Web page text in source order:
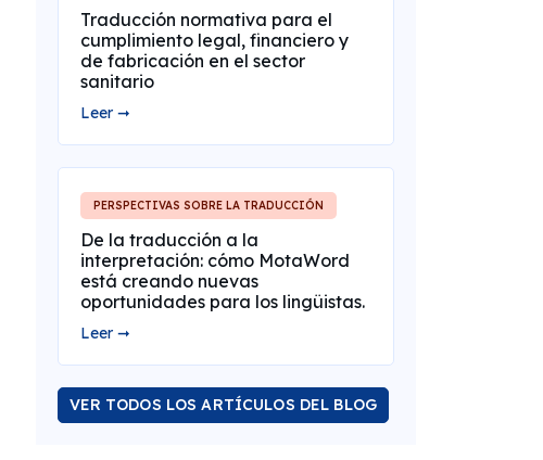
Traducción normativa para el
cumplimiento legal, financiero y
de fabricación en el sector
sanitario
Leer ➞
PERSPECTIVAS SOBRE LA TRADUCCIÓN
De la traducción a la
interpretación: cómo MotaWord
está creando nuevas
oportunidades para los lingüistas.
Leer ➞
VER TODOS LOS ARTÍCULOS DEL BLOG